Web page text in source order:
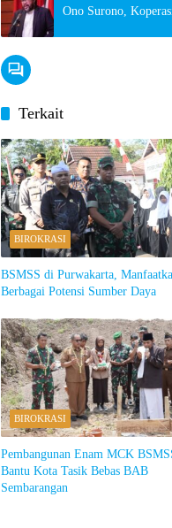
Ono Surono,
Terkait
BIROKRASI
BSMSS di Purwakarta,
Berbagai Potensi Sumber Daya
BIROKRASI
Pembangunan Enam MCK
Bantu Kota Tasik Bebas BAB
Sembarangan